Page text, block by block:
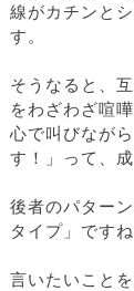
線がカチンと
す。
そうなると、
をわざわざ喧
心で叫びなが
す！」って、成
後者のパター
タイプ」ですね
言いたいこと